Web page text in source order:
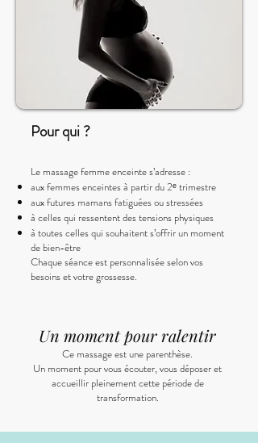
Pour qui ?
Le massage femme enceinte s’adresse :
aux femmes enceintes à partir du 2ᵉ trimestre
aux futures mamans fatiguées ou stressées
à celles qui ressentent des tensions physiques
à toutes celles qui souhaitent s’offrir un moment
de bien-être
Chaque séance est personnalisée selon vos
besoins et votre grossesse.
Un moment pour ralentir
Ce massage est une parenthèse.
Un moment pour vous écouter, vous déposer et
accueillir pleinement cette période de
transformation.